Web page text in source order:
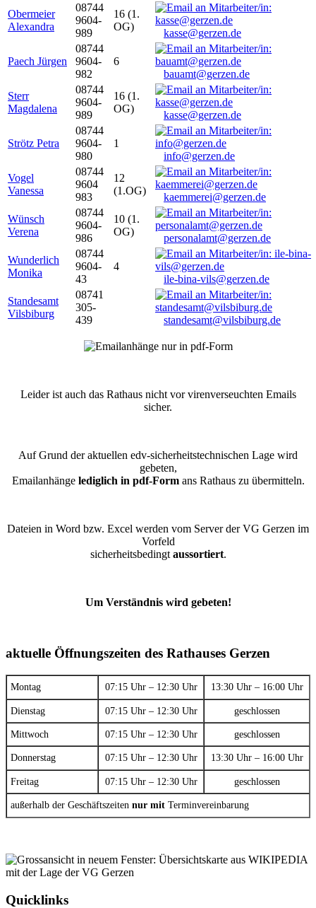
Obermeier
Alexandra
08744
9604-
989
16 (1.
OG)
kasse@gerzen.de
Paech Jürgen
08744
9604-
982
6
bauamt@gerzen.de
Sterr
Magdalena
08744
9604-
989
16 (1.
OG)
kasse@gerzen.de
Strötz Petra
08744
9604-
980
1
info@gerzen.de
Vogel
Vanessa
08744
9604
983
12
(1.OG)
kaemmerei@gerzen.de
Wünsch
Verena
08744
9604-
986
10 (1.
OG)
personalamt@gerzen.de
Wunderlich
Monika
08744
9604-
43
4
ile-bina-vils@gerzen.de
Standesamt
Vilsbiburg
08741
305-
439
standesamt@vilsbiburg.de
Leider ist auch das Rathaus nicht vor virenverseuchten Emails
sicher.
Auf Grund der aktuellen edv-sicherheitstechnischen Lage wird
gebeten,
Emailanhänge lediglich in pdf-Formans Rathaus zu übermitteln.
Dateien in Word bzw. Excel werden vom Server der VG Gerzen im
Vorfeld
sicherheitsbedingt aussortiert.
Um Verständnis wird gebeten!
aktuelle Öffnungszeiten des Rathauses Gerzen
Montag 07:15 Uhr – 12:30 Uhr 13:30 Uhr – 16:00 Uhr
Dienstag 07:15 Uhr – 12:30 Uhr geschlossen
Mittwoch 07:15 Uhr – 12:30 Uhr geschlossen
Donnerstag 07:15 Uhr – 12:30 Uhr 13:30 Uhr – 16:00 Uhr
Freitag 07:15 Uhr – 12:30 Uhr geschlossen
außerhalb der Geschäftszeiten nur mit Terminvereinbarung
Quicklinks